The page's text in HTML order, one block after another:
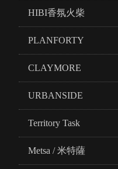
HIBI香氛火柴
PLANFORTY
CLAYMORE
URBANSIDE
Territory Task
Metsa / 米特薩